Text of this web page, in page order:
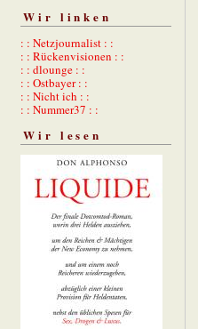
Wir linken
: : Netzjournalist : :
: : Rückenvisionen : :
: : dlounge : :
: : Ostbayer : :
: : Nicht ich : :
: : Nummer37 : :
Wir lesen